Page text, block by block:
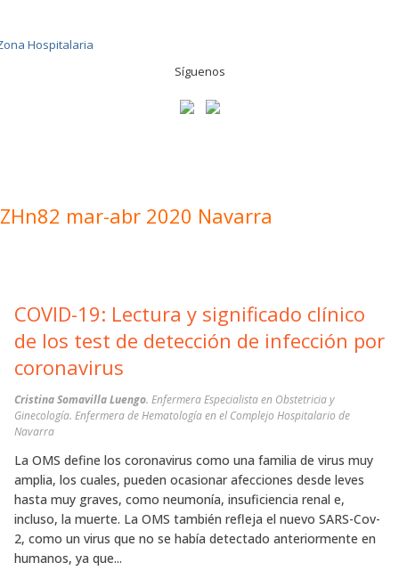
Síguenos
ZHn82 mar-abr 2020 Navarra
COVID-19: Lectura y significado clínico
de los test de detección de infección por
coronavirus
Cristina Somavilla Luengo. Enfermera Especialista en Obstetricia y
Ginecología. Enfermera de Hematología en el Complejo Hospitalario de
Navarra
La OMS define los coronavirus como una familia de virus muy
amplia, los cuales, pueden ocasionar afecciones desde leves
hasta muy graves, como neumonía, insuficiencia renal e,
incluso, la muerte. La OMS también refleja el nuevo SARS-Cov-
2, como un virus que no se había detectado anteriormente en
humanos, ya que...